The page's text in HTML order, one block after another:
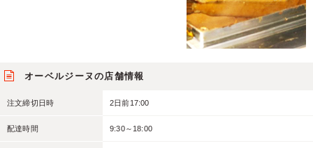
オーベルジーヌの店舗情報
注文締切日時 2日前17:00
配達時間 9:30～18:00